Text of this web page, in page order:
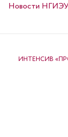
Новости
ИНТЕНСИВ